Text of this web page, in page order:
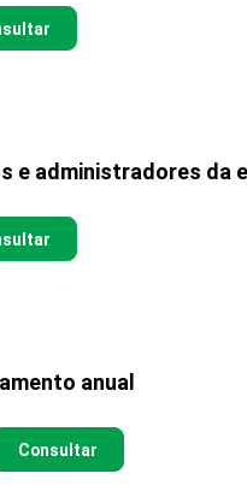
e administradores da
anual
Consultar